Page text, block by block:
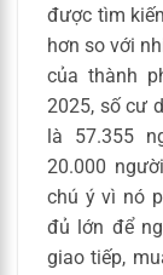
được tìm
hơn so với
của thành
2025, số cư
là 57.355
20.000
chú ý vì nó
đủ lớn để
giao tiếp,